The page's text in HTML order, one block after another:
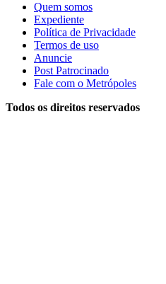
Quem somos
Expediente
Política de Privacidade
Termos de uso
Anuncie
Post Patrocinado
Fale com o Metrópoles
Todos os direitos reservados